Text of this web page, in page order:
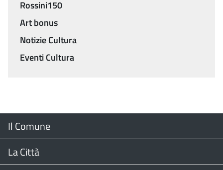
Rossini150
Art bonus
Notizie Cultura
Eventi Cultura
Menu
Footer
Il Comune
Il Sindaco
La Città